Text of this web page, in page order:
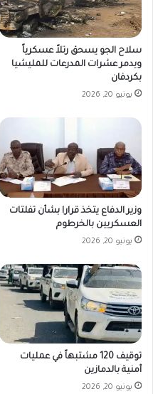
سلاح الجو يسحق رتلاً عسكرياً
ويدمر عشرات المدرعات للمليشيا
بكردفان
يونيو 20, 2026
وزير الدفاع يتخذ قرارا بشأن تفلتات
العسكريين بالخرطوم
يونيو 20, 2026
توقيف 120 مشتبهاً في عمليات
أمنية بالدمازين
يونيو 20, 2026